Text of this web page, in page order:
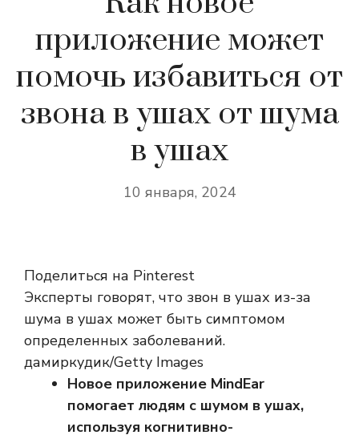
приложение может
помочь избавиться от
звона в ушах от шума
в ушах
10 января, 2024
Поделиться на Pinterest
Эксперты говорят, что звон в ушах из-за
шума в ушах может быть симптомом
определенных заболеваний.
дамиркудик/Getty Images
Новое приложение MindEar
помогает людям с шумом в ушах,
используя когнитивно-